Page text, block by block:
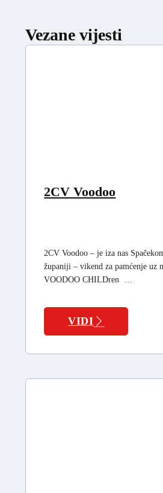
Vezane vijesti
2CV Voodoo
2CV Voodoo – je iza nas
županiji – vikend za pamćenje uz
VOODOO CHILDren …
VIDI